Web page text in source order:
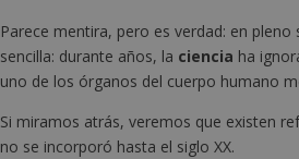
Parece mentira, pero es verdad: en
sencilla: durante años, la ciencia ha
uno de los órganos del cuerpo humano
Si miramos atrás, veremos que existen
no se incorporó hasta el siglo XX.